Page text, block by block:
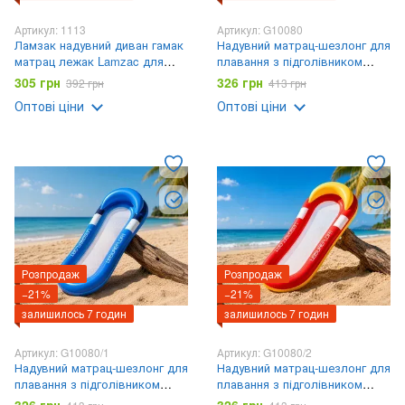
Артикул: 1113
Ламзак надувний диван гамак
матрац лежак Lamzac для
відпочинку, пляжу, природи
200х60 см
305 грн 392 грн
Оптові ціни
Артикул: G10080
Надувний матрац-шезлонг для
плавання з підголівником
Однотонний / Матрац для
плавання / Шезлонг із
сітчастим дном 160х90 см
326 грн 413 грн
Оптові ціни
Розпродаж
−21%
залишилось 7 годин
Артикул: G10080/1
Надувний матрац-шезлонг для
плавання з підголівником
Синій / Матрац для плавання /
Розпродаж
−21%
залишилось 7 годин
Артикул: G10080/2
Надувний матрац-шезлонг для
плавання з підголівником
Червоний / Матрац для